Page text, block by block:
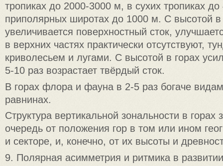
тропиках до 2000-3000 м, в сухих тропиках
приполярных широтах до 1000 м. С высотой в
увеличивается поверхностный сток,
в верхних частях практически отсутствуют,
криволесьем и лугами. С высотой в горах
5-10 раз возрастает твёрдый сток.
В горах флора и фауна в 2-5 раз богаче
равнинах.
Структура вертикальной зональности в горах
очередь от положения гор в том или ином
и секторе, и, конечно, от их высоты и
9. Полярная асимметрия и ритмика в